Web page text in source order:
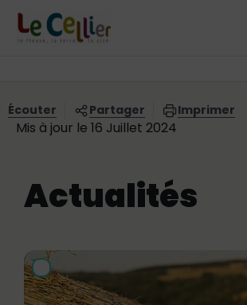
Panneau de gestion des cookies
Écouter Partager Imprimer
Mis à jour le 16 Juillet 2024
Actualités